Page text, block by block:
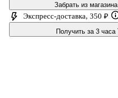
Забрать из магазина
Экспресс-доставка, 350 ₽
Получить за 3 часа